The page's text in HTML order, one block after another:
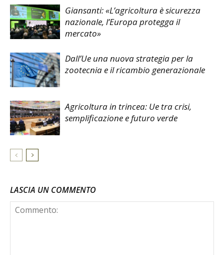
Giansanti: «L’agricoltura è sicurezza
nazionale, l’Europa protegga il
mercato»
Dall’Ue una nuova strategia per la
zootecnia e il ricambio generazionale
Agricoltura in trincea: Ue tra crisi,
semplificazione e futuro verde
LASCIA UN COMMENTO